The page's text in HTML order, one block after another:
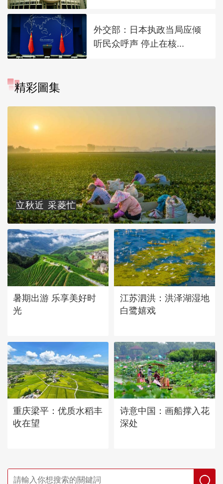
外交部：日本执政当局应倾
听民众呼声 停止在核...
精彩圖集
立秋近 采菱忙
暑期出游 乐享美好时
光
江苏泗洪：洪泽湖湿地
白鹭嬉戏
重庆梁平：优质水稻丰
收在望
诗意中国：画船撑入花
深处